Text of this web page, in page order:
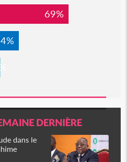
69%
DERNIÈRE
dans le